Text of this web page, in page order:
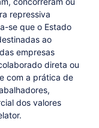
repressiva
se que o Estado
ao
empresas
direta ou
com a prática de
dos valores